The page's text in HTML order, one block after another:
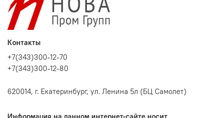
Контакты
+7(343)300-12-70
+7(343)300-12-80
620014, г. Екатеринбург, ул. Ленина 5л (БЦ Самолет)